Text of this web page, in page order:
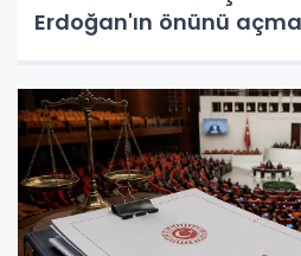
Erdoğan'ın önünü